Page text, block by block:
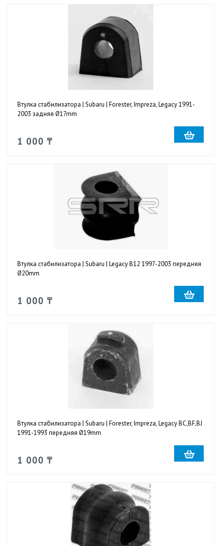
Втулка стабилизатора | Subaru | Forester, Impreza, Legacy 1991-
2003 задняя Ø17mm
1 000 ₸
Втулка стабилизатора | Subaru | Legacy B12 1997-2003 передняя
Ø20mm
1 000 ₸
Втулка стабилизатора | Subaru | Forester, Impreza, Legacy BC,BF,BJ
1991-1993 передняя Ø19mm
1 000 ₸